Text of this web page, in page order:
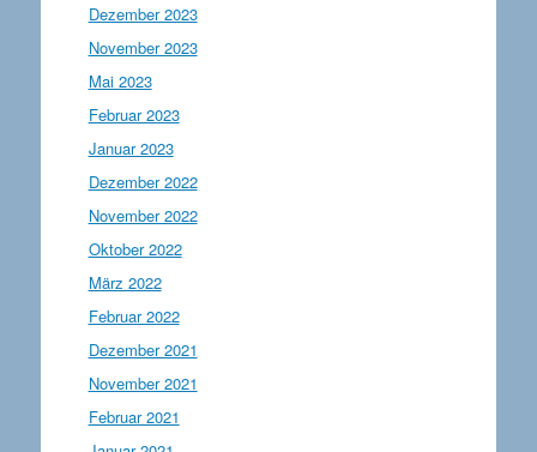
Dezember 2023
November 2023
Mai 2023
Februar 2023
Januar 2023
Dezember 2022
November 2022
Oktober 2022
März 2022
Februar 2022
Dezember 2021
November 2021
Februar 2021